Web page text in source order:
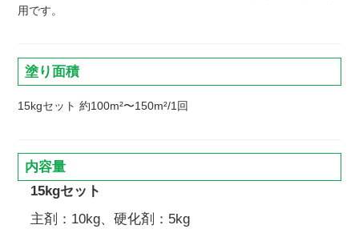
用です。
塗り面積
15kgセット 約100m²〜150m²/1回
内容量
15kgセット
主剤：10kg、硬化剤：5kg